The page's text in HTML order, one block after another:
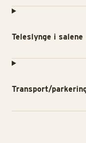
Teleslynge i salene
Transport/